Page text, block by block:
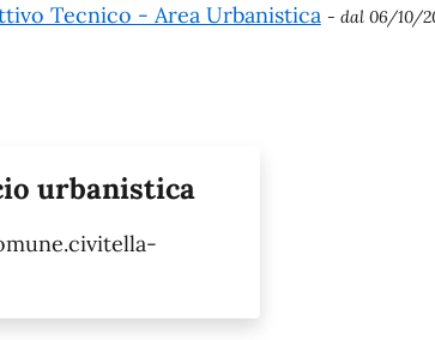
Tecnico - Area Urbanistica - dal 06/10/
urbanistica